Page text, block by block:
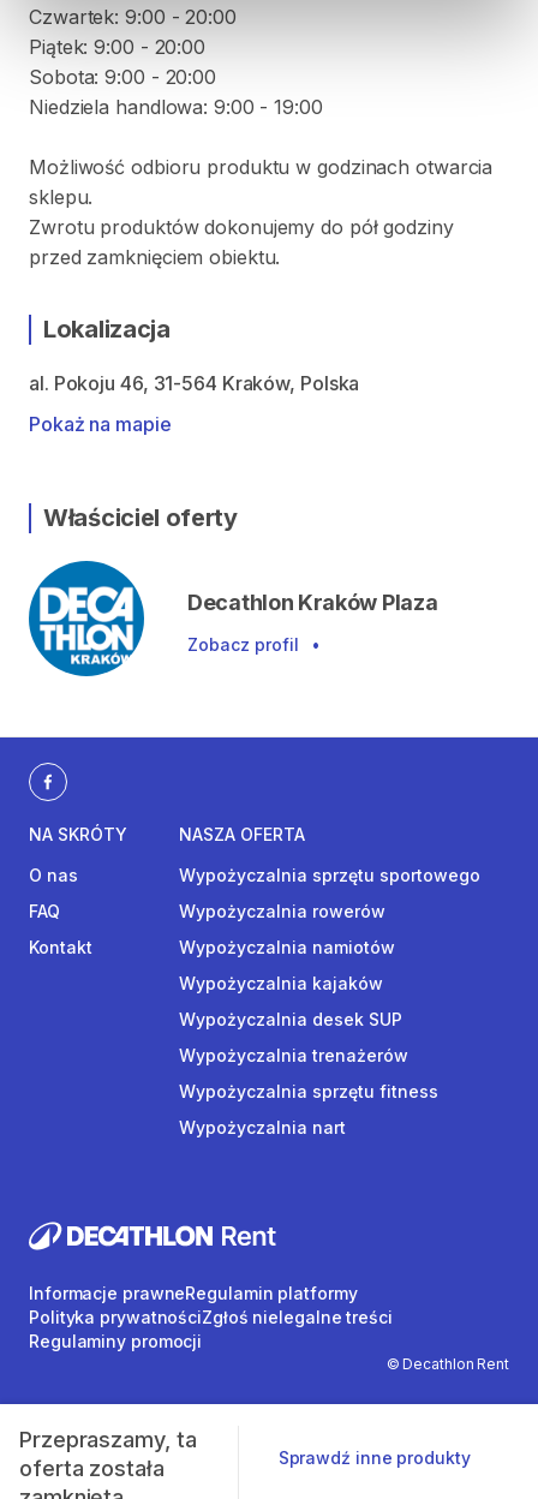
Czwartek: 9:00 - 20:00
Piątek: 9:00 - 20:00
Sobota: 9:00 - 20:00
Niedziela handlowa: 9:00 - 19:00
Możliwość odbioru produktu w godzinach otwarcia
sklepu.
Zwrotu produktów dokonujemy do pół godziny
przed zamknięciem obiektu.
Lokalizacja
al. Pokoju 46, 31-564 Kraków, Polska
Pokaż na mapie
Właściciel oferty
Decathlon Kraków Plaza
Zobacz profil •
Przepraszamy, ta
oferta została
Sprawdź inne produkty
NA SKRÓTY
O nas
FAQ
Kontakt
NASZA OFERTA
Wypożyczalnia sprzętu sportowego
Wypożyczalnia rowerów
Wypożyczalnia namiotów
Wypożyczalnia kajaków
Wypożyczalnia desek SUP
Wypożyczalnia trenażerów
Wypożyczalnia sprzętu fitness
Wypożyczalnia nart
© Decathlon Rent
Informacje prawneRegulamin platformy
Polityka prywatnościZgłoś nielegalne treści
Regulaminy promocji